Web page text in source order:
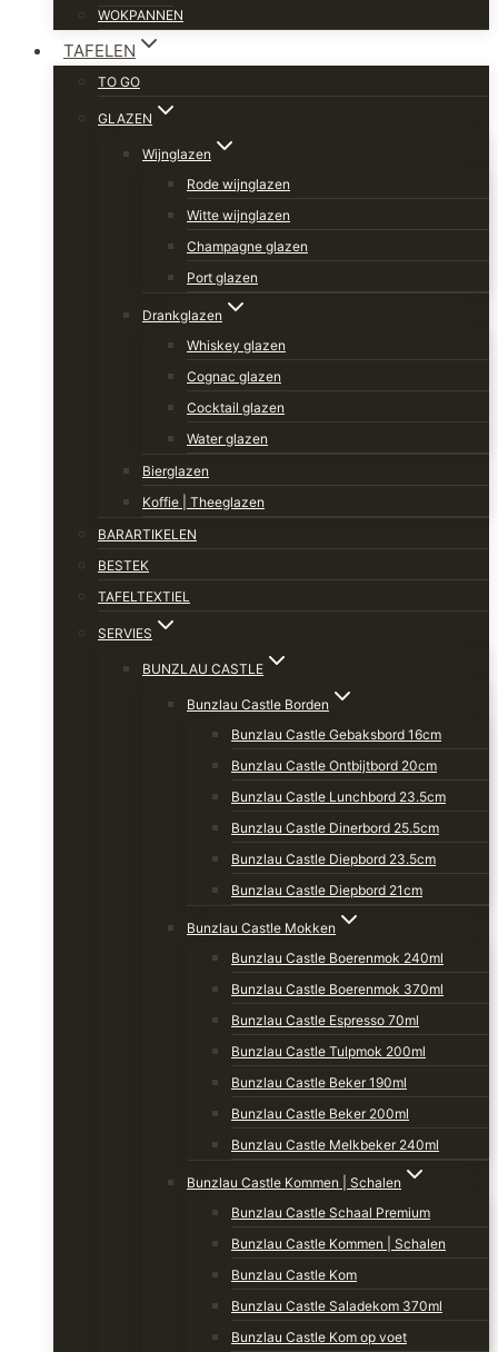
WOKPANNEN
TAFELEN
TO GO
GLAZEN
Wijnglazen
Rode wijnglazen
Witte wijnglazen
Champagne glazen
Port glazen
Drankglazen
Whiskey glazen
Cognac glazen
Cocktail glazen
Water glazen
Bierglazen
Koffie | Theeglazen
BARARTIKELEN
BESTEK
TAFELTEXTIEL
SERVIES
BUNZLAU CASTLE
Bunzlau Castle Borden
Bunzlau Castle Gebaksbord 16cm
Bunzlau Castle Ontbijtbord 20cm
Bunzlau Castle Lunchbord 23.5cm
Bunzlau Castle Dinerbord 25.5cm
Bunzlau Castle Diepbord 23.5cm
Bunzlau Castle Diepbord 21cm
Bunzlau Castle Mokken
Bunzlau Castle Boerenmok 240ml
Bunzlau Castle Boerenmok 370ml
Bunzlau Castle Espresso 70ml
Bunzlau Castle Tulpmok 200ml
Bunzlau Castle Beker 190ml
Bunzlau Castle Beker 200ml
Bunzlau Castle Melkbeker 240ml
Bunzlau Castle Kommen | Schalen
Bunzlau Castle Schaal Premium
Bunzlau Castle Kommen | Schalen
Bunzlau Castle Kom
Bunzlau Castle Saladekom 370ml
Bunzlau Castle Kom op voet